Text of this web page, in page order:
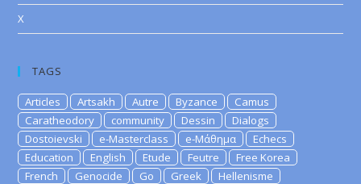
X
TAGS
Articles Artsakh Autre Byzance
Camus
Caratheodory
community Dessin
Dialogs
Dostoievski
e-Masterclass e-Μάθημα
Echecs
Education
English Etude Feutre
Free Korea
French
Genocide Go Greek
Hellenisme